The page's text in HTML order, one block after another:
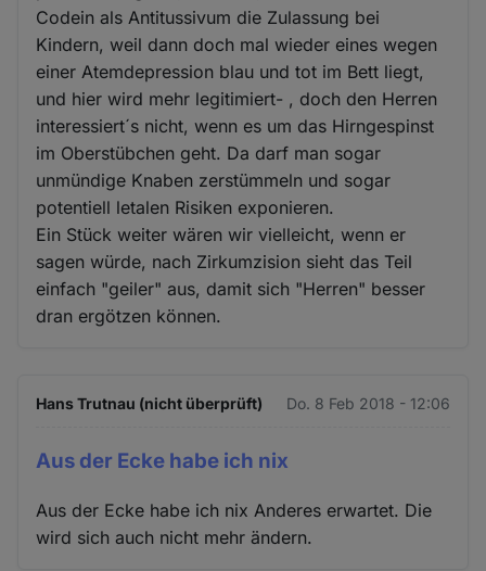
Codein als Antitussivum die Zulassung bei
Kindern, weil dann doch mal wieder eines wegen
einer Atemdepression blau und tot im Bett liegt,
und hier wird mehr legitimiert- , doch den Herren
interessiert´s nicht, wenn es um das Hirngespinst
im Oberstübchen geht. Da darf man sogar
unmündige Knaben zerstümmeln und sogar
potentiell letalen Risiken exponieren.
Ein Stück weiter wären wir vielleicht, wenn er
sagen würde, nach Zirkumzision sieht das Teil
einfach "geiler" aus, damit sich "Herren" besser
dran ergötzen können.
Hans Trutnau (nicht überprüft) Do. 8 Feb 2018 - 12:06
Aus der Ecke habe ich nix
Aus der Ecke habe ich nix Anderes erwartet. Die
wird sich auch nicht mehr ändern.